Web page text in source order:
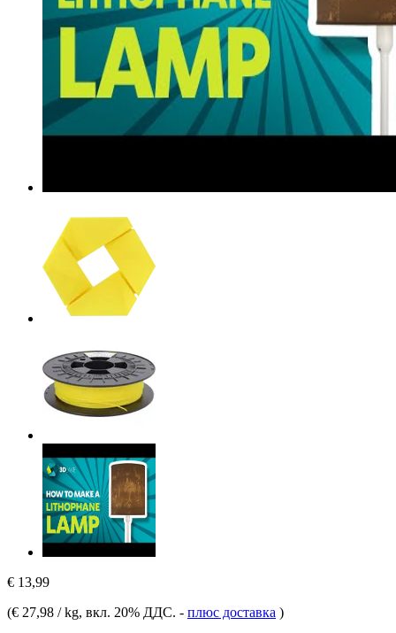
€ 13,99
(€ 27,98 / kg, вкл. 20% ДДС. - плюс доставка )